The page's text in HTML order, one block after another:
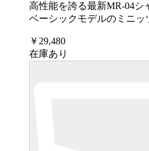
高性能を誇る最新MR-04シ
ベーシックモデルのミニッ
￥29,480
在庫あり